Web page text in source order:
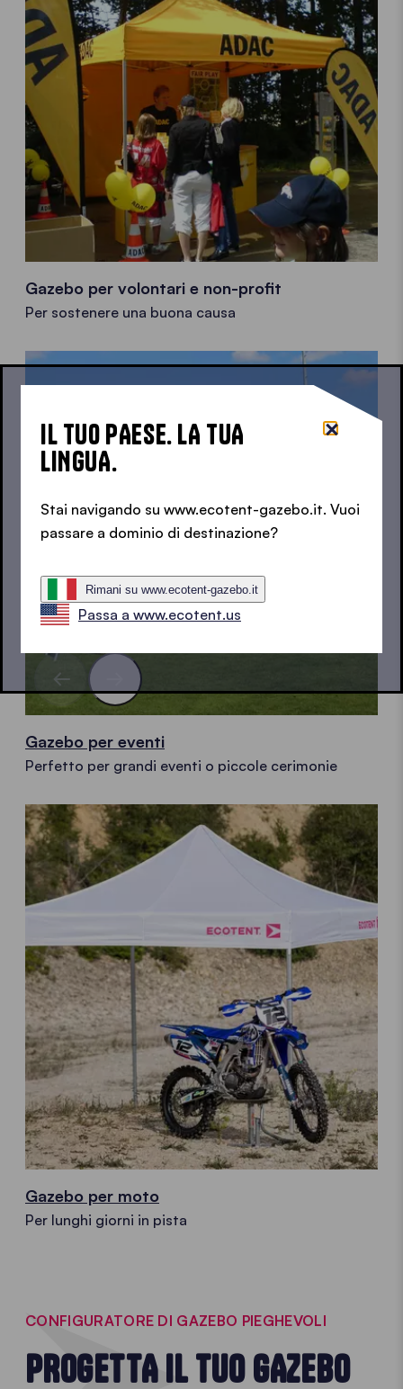
Gazebo per volontari e non-profit
Per sostenere una buona causa
Gazebo per eventi
Perfetto per grandi eventi o piccole cerimonie
Gazebo per moto
Per lunghi giorni in pista
CONFIGURATORE DI GAZEBO PIEGHEVOLI
PROGETTA IL TUO GAZEBO
IL TUO PAESE. LA TUA
LINGUA.
Stai navigando su www.ecotent-gazebo.it. Vuoi
passare a dominio di destinazione?
Rimani su www.ecotent-gazebo.it
Passa a www.ecotent.us